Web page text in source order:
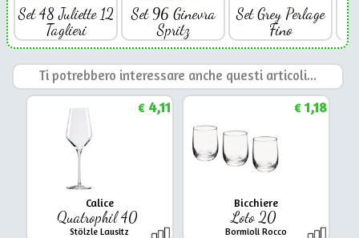
Set 48 Juliette 12
Taglieri
Set 96 Ginevra
Spritz
Set Grey Perlage
Fino
Ti potrebbero interessare anche questi articoli...
Calice
Quatrophil 40
Stölzle Lausitz
€4,11
Bicchiere
Loto 20
Bormioli Rocco
€1,18